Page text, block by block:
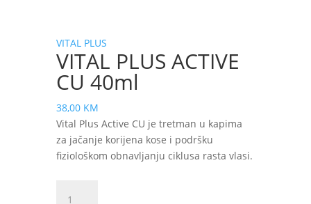
VITAL PLUS
VITAL PLUS ACTIVE
CU 40ml
38,00 KM
Vital Plus Active CU je tretman u kapima
za jačanje korijena kose i podršku
fiziološkom obnavljanju ciklusa rasta vlasi.